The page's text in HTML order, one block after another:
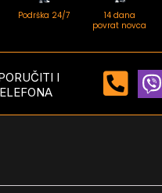
Podrška 24/7
14 dana
povrat novca
I